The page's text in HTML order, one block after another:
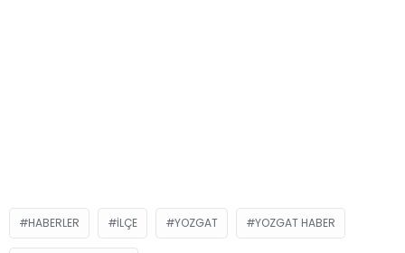
HABERLER ILÇE YOZGAT YOZGAT HABER